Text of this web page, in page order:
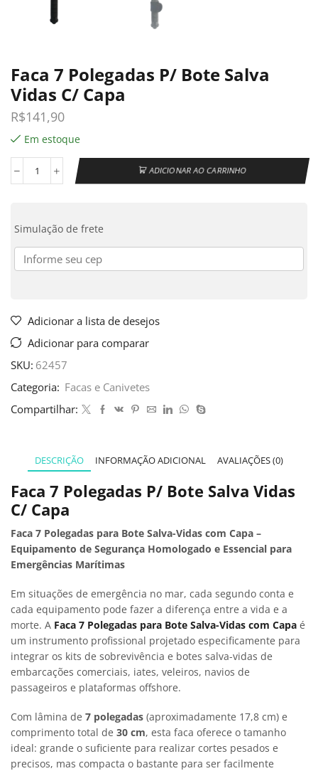
Faca 7 Polegadas P/ Bote Salva
Vidas C/ Capa
R$141,90
Em estoque
ADICIONAR AO CARRINHO
Simulação de frete
Adicionar a lista de desejos
Adicionar para comparar
SKU: 62457
Categoria: Facas e Canivetes
Compartilhar:
DESCRIÇÃO INFORMAÇÃO ADICIONAL AVALIAÇÕES (0)
Faca 7 Polegadas P/ Bote Salva Vidas
C/ Capa
Faca 7 Polegadas para Bote Salva-Vidas com Capa –
Equipamento de Segurança Homologado e Essencial para
Emergências Marítimas
Em situações de emergência no mar, cada segundo conta e
cada equipamento pode fazer a diferença entre a vida e a
morte. A Faca 7 Polegadas para Bote Salva-Vidas com Capa é
um instrumento profissional projetado especificamente para
integrar os kits de sobrevivência e botes salva-vidas de
embarcações comerciais, iates, veleiros, navios de
passageiros e plataformas offshore.
Com lâmina de 7 polegadas (aproximadamente 17,8 cm) e
comprimento total de 30 cm, esta faca oferece o tamanho
ideal: grande o suficiente para realizar cortes pesados e
precisos, mas compacta o bastante para ser facilmente